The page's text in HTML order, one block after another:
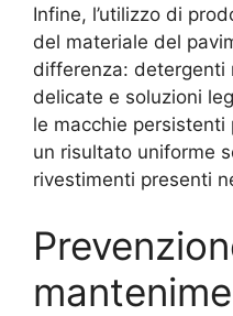
Infine, l’utilizzo di
del materiale del
differenza: detergenti
delicate e soluzioni
le macchie
un risultato uniforme
rivestimenti presenti